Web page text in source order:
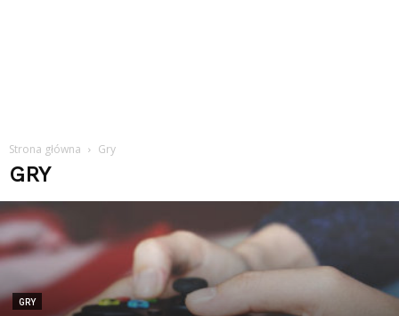
Strona główna Gry
GRY
GRY